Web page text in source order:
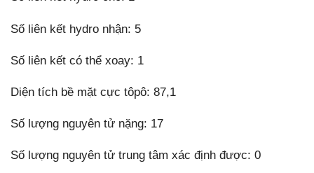
Số liên kết hydro nhận: 5
Số liên kết có thể xoay: 1
Diện tích bề mặt cực tôpô: 87,1
Số lượng nguyên tử nặng: 17
Số lượng nguyên tử trung tâm xác định được: 0